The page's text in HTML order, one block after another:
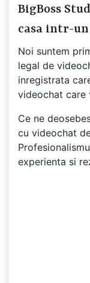
BigBoss
casa intr-
Noi suntem
legal de
inregistrata
videochat care
Ce ne
cu videochat
experienta si